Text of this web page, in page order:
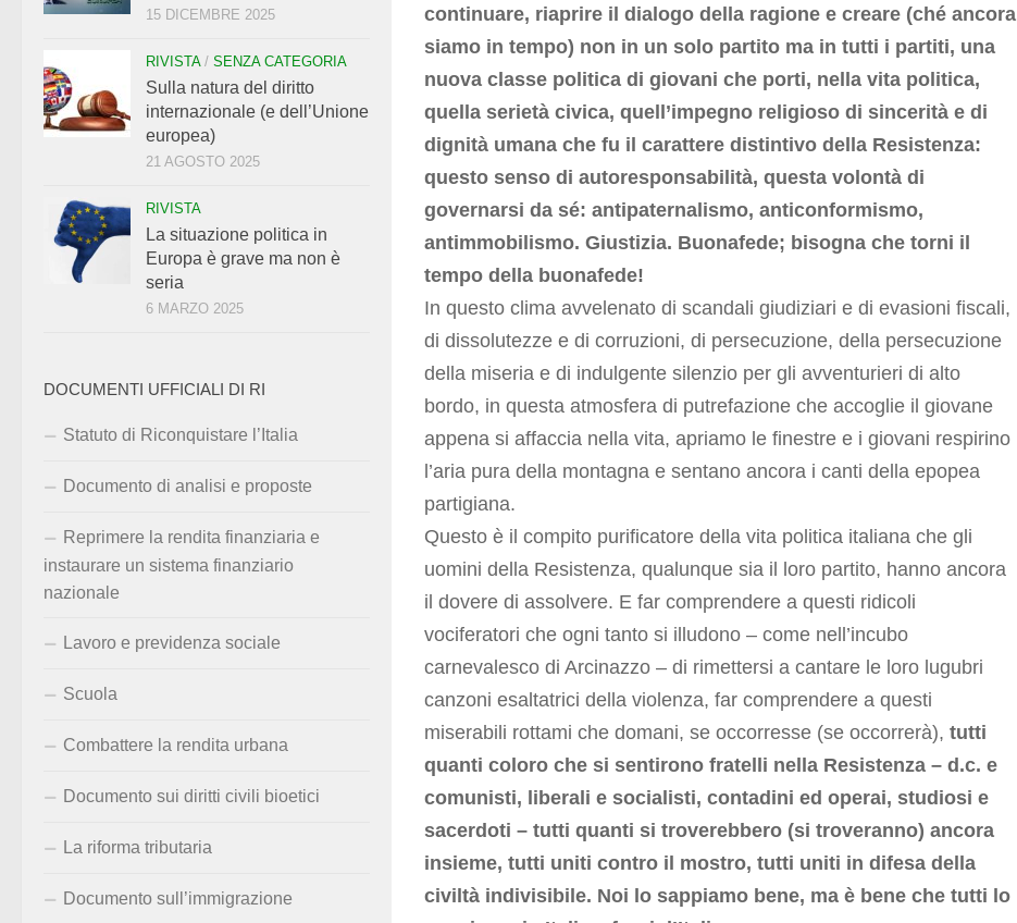
continuare, riaprire il dialogo della ragione e creare (ché ancora
siamo in tempo) non in un solo partito ma in tutti i partiti, una
nuova classe politica di giovani che porti, nella vita politica,
quella serietà civica, quell’impegno religioso di sincerità e di
dignità umana che fu il carattere distintivo della Resistenza:
questo senso di autoresponsabilità, questa volontà di
governarsi da sé: antipaternalismo, anticonformismo,
antimmobilismo. Giustizia. Buonafede; bisogna che torni il
tempo della buonafede!
In questo clima avvelenato di scandali giudiziari e di evasioni fiscali,
di dissolutezze e di corruzioni, di persecuzione, della persecuzione
della miseria e di indulgente silenzio per gli avventurieri di alto
bordo, in questa atmosfera di putrefazione che accoglie il giovane
appena si affaccia nella vita, apriamo le finestre e i giovani respirino
l’aria pura della montagna e sentano ancora i canti della epopea
partigiana.
Questo è il compito purificatore della vita politica italiana che gli
uomini della Resistenza, qualunque sia il loro partito, hanno ancora
il dovere di assolvere. E far comprendere a questi ridicoli
vociferatori che ogni tanto si illudono – come nell’incubo
carnevalesco di Arcinazzo – di rimettersi a cantare le loro lugubri
canzoni esaltatrici della violenza, far comprendere a questi
miserabili rottami che domani, se occorresse (se occorrerà), tutti
quanti coloro che si sentirono fratelli nella Resistenza – d.c. e
comunisti, liberali e socialisti, contadini ed operai, studiosi e
sacerdoti – tutti quanti si troverebbero (si troveranno) ancora
insieme, tutti uniti contro il mostro, tutti uniti in difesa della
civiltà indivisibile. Noi lo sappiamo bene, ma è bene che tutti lo
15 DICEMBRE 2025
RIVISTA/ SENZA CATEGORIA
Sulla natura del diritto
internazionale (e dell’Unione
europea)
21 AGOSTO 2025
RIVISTA
La situazione politica in
Europa è grave ma non è
seria
6 MARZO 2025
DOCUMENTI UFFICIALI DI RI
Statuto di Riconquistare l’Italia
Documento di analisi e proposte
Reprimere la rendita finanziaria e
instaurare un sistema finanziario
nazionale
Lavoro e previdenza sociale
Scuola
Combattere la rendita urbana
Documento sui diritti civili bioetici
La riforma tributaria
Documento sull’immigrazione